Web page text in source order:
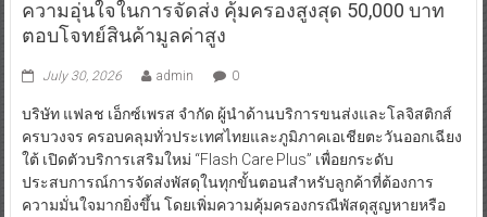
ความอุ่นใจในการจัดส่ง คุ้มครองสูงสุด 50,000 บาท
ตอบโจทย์สินค้ามูลค่าสูง
July 30, 2026 admin 0
บริษัท แฟลช เอ็กซ์เพรส จำกัด ผู้นำด้านบริการขนส่งและโลจิสติกส์
ครบวงจร ครอบคลุมทั่วประเทศไทยและภูมิภาคเอเชียตะวันออกเฉียง
ใต้ เปิดตัวบริการเสริมใหม่ “Flash Care Plus” เพื่อยกระดับ
ประสบการณ์การจัดส่งพัสดุในทุกขั้นตอนสำหรับลูกค้าที่ต้องการ
ความมั่นใจมากยิ่งขึ้น โดยเพิ่มความคุ้มครองกรณีพัสดุสูญหายหรือ